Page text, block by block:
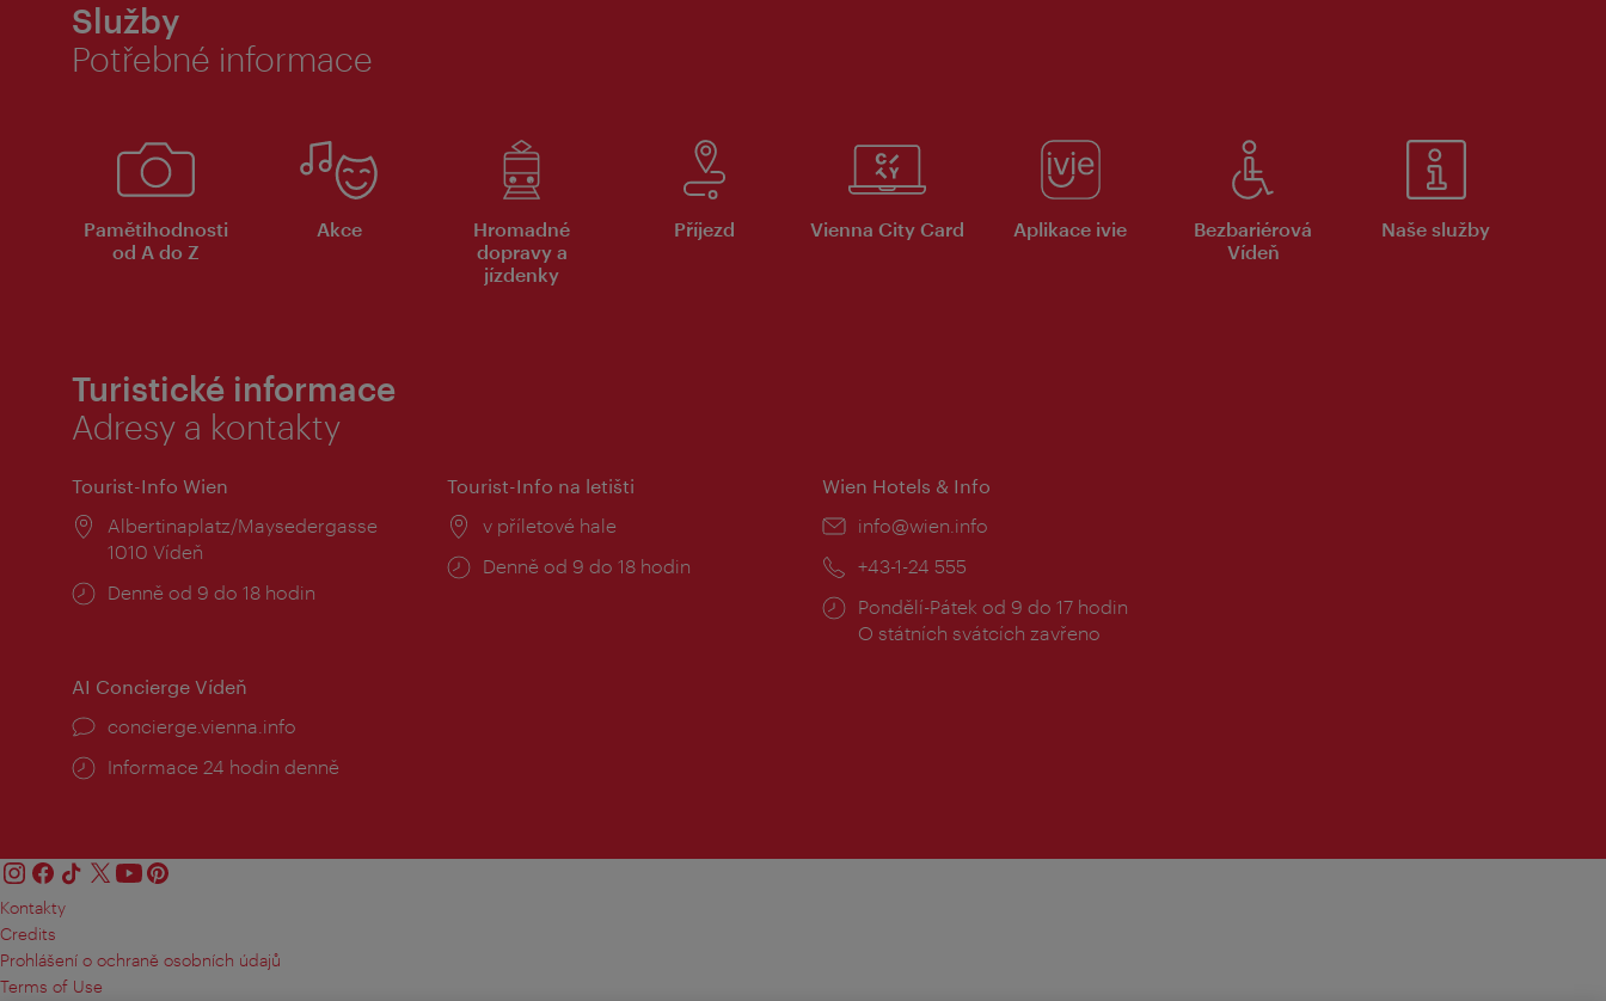
Služby
Potřebné informace
Pamětihodnosti
od A do Z
Akce
Hromadné
dopravy a
jízdenky
Příjezd Vienna City Card Aplikace ivie
Bezbariérová
Vídeň
Naše služby
Turistické informace
Adresy a kontakty
Tourist-Info Wien
Místo:
Albertinaplatz/Maysedergasse
1010 Vídeň
Provozní
Denně od 9 do 18 hodin
Tourist-Info na letišti
Místo:
v příletové hale
Provozní
Denně od 9 do 18 hodin
Wien Hotels & Info
E-
info@wien.info
Telefon:
+43-1-24 555
Provozní
doba:
Pondělí-Pátek od 9 do 17 hodin
O státních svátcích zavřeno
AI Concierge Vídeň
concierge.vienna.info
Informace 24 hodin denně
Kontakty
Credits
Prohlášení o ochraně osobních údajů
Terms of Use